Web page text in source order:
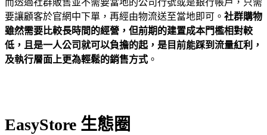
而透過社群販售並不需要當地的公司行號或是銀行帳戶，只需
要讓顧客於官網中下單，再經由物流送至當地即可。 社群購物
雖然需要比較長時間的經營，但前期的建置成本門檻相對較
低，且是一人公司就可以負擔的起，是目前能踩到流量紅利，
及執行層面上更為輕鬆的銷售方式 。
EasyStore 生態圈